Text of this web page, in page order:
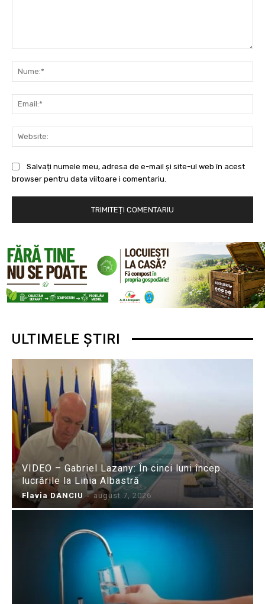
Salvați numele meu, adresa de e-mail și site-ul web în acest
browser pentru data viitoare i comentariu.
ULTIMELE ȘTIRI
VIDEO – Gabriel Lazany: În cinci luni încep
lucrările la Linia Albastră
Flavia DANCIU - august 7, 2026